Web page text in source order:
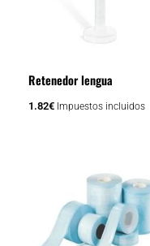
Retenedor lengua
1.82€ Impuestos incluidos
precios:
desde
18.15€
hasta
52.03€
producto
múltiples
variantes.